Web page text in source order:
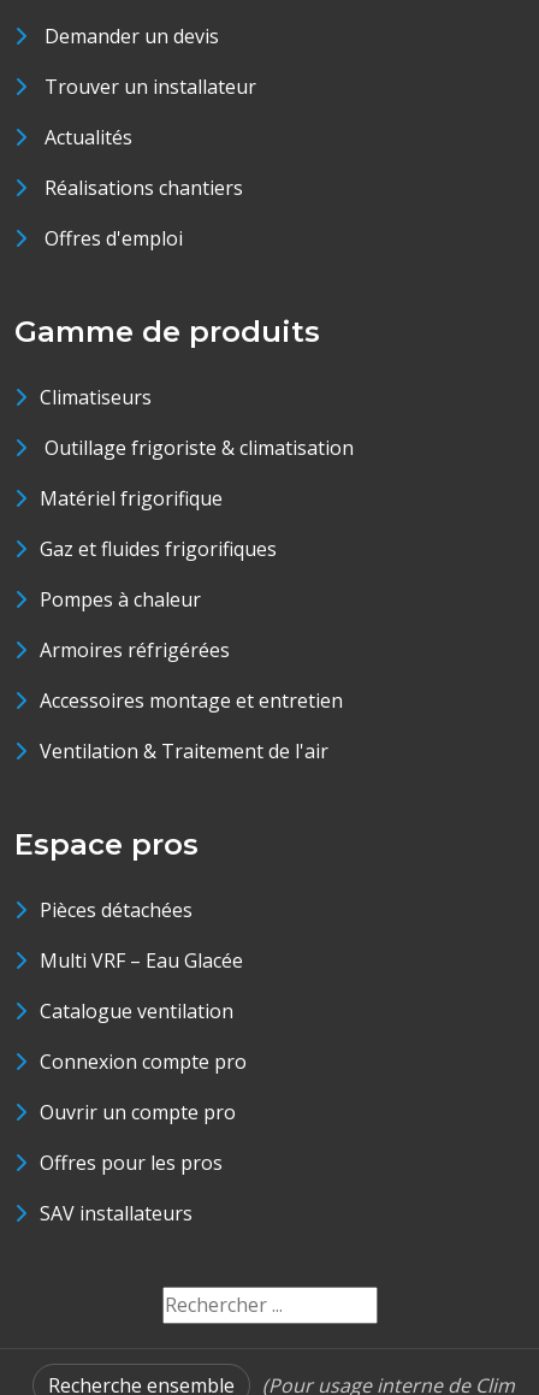
Demander un devis
Trouver un installateur
Actualités
Réalisations chantiers
Offres d'emploi
Gamme de produits
Climatiseurs
Outillage frigoriste & climatisation
Matériel frigorifique
Gaz et fluides frigorifiques
Pompes à chaleur
Armoires réfrigérées
Accessoires montage et entretien
Ventilation & Traitement de l'air
Espace pros
Pièces détachées
Multi VRF – Eau Glacée
Catalogue ventilation
Connexion compte pro
Ouvrir un compte pro
Offres pour les pros
SAV installateurs
Recherche ensemble (Pour usage interne de Clim